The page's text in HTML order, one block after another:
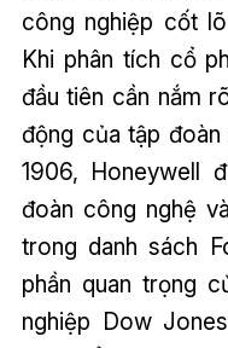
công nghiệp cốt
Khi phân tích cổ
đầu tiên cần nắm
động của tập
1906, Honeywell
đoàn công nghệ
trong danh sách
phần quan trọng
nghiệp Dow